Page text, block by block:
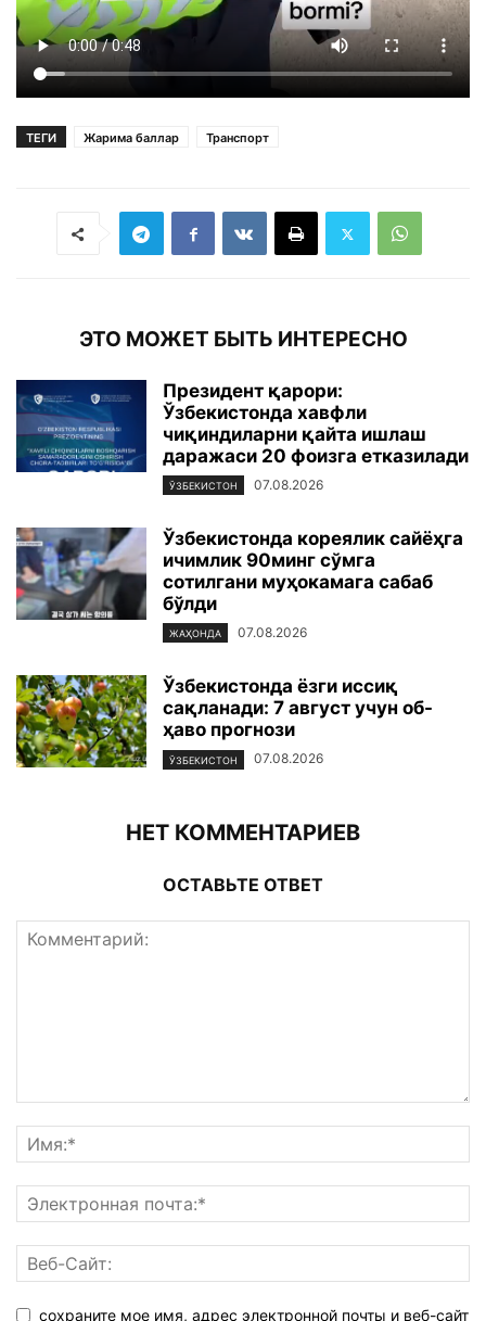
ТЕГИ Жарима баллар Транспорт
ЭТО МОЖЕТ БЫТЬ ИНТЕРЕСНО
Президент қарори:
Ўзбекистонда хавфли
чиқиндиларни қайта ишлаш
даражаси 20 фоизга етказилади
ЎЗБЕКИСТОН 07.08.2026
Ўзбекистонда кореялик сайёҳга
ичимлик 90минг сўмга
сотилгани муҳокамага сабаб
бўлди
ЖАҲОНДА 07.08.2026
Ўзбекистонда ёзги иссиқ
сақланади: 7 август учун об-
ҳаво прогнози
ЎЗБЕКИСТОН 07.08.2026
НЕТ КОММЕНТАРИЕВ
ОСТАВЬТЕ ОТВЕТ
сохраните мое имя, адрес электронной почты и веб-сайт